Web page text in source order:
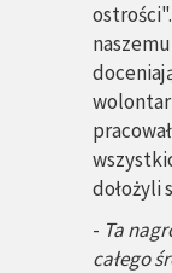
dołożyli
- Ta
całego